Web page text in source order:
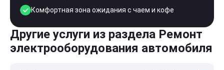
Комфортная зона ожидания с чаем и кофе
Другие услуги из раздела Ремонт
электрооборудования автомобиля